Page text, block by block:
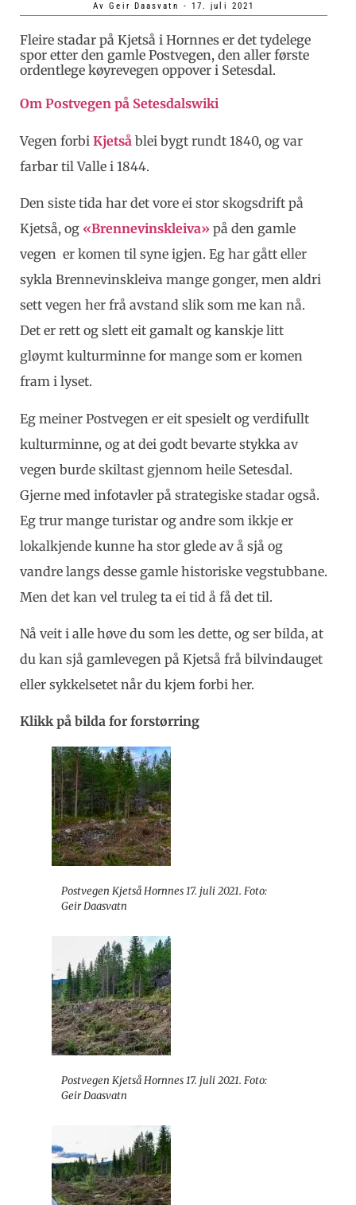
Av Geir Daasvatn - 17. juli 2021
Fleire stadar på Kjetså i Hornnes er det tydelege
spor etter den gamle Postvegen, den aller første
ordentlege køyrevegen oppover i Setesdal.
Om Postvegen på Setesdalswiki
Vegen forbi Kjetså blei bygt rundt 1840, og var
farbar til Valle i 1844.
Den siste tida har det vore ei stor skogsdrift på
Kjetså, og «Brennevinskleiva» på den gamle
vegen er komen til syne igjen. Eg har gått eller
sykla Brennevinskleiva mange gonger, men aldri
sett vegen her frå avstand slik som me kan nå.
Det er rett og slett eit gamalt og kanskje litt
gløymt kulturminne for mange som er komen
fram i lyset.
Eg meiner Postvegen er eit spesielt og verdifullt
kulturminne, og at dei godt bevarte stykka av
vegen burde skiltast gjennom heile Setesdal.
Gjerne med infotavler på strategiske stadar også.
Eg trur mange turistar og andre som ikkje er
lokalkjende kunne ha stor glede av å sjå og
vandre langs desse gamle historiske vegstubbane.
Men det kan vel truleg ta ei tid å få det til.
Nå veit i alle høve du som les dette, og ser bilda, at
du kan sjå gamlevegen på Kjetså frå bilvindauget
eller sykkelsetet når du kjem forbi her.
Klikk på bilda for forstørring
Postvegen Kjetså Hornnes 17. juli 2021. Foto:
Geir Daasvatn
Postvegen Kjetså Hornnes 17. juli 2021. Foto:
Geir Daasvatn